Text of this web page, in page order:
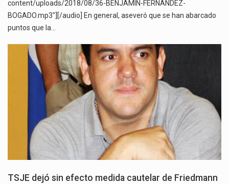
content/uploads/2018/08/36-BENJAMÍN-FERNÁNDEZ-
BOGADO.mp3"][/audio] En general, aseveró que se han abarcado
puntos que la…
TSJE dejó sin efecto medida cautelar de Friedmann